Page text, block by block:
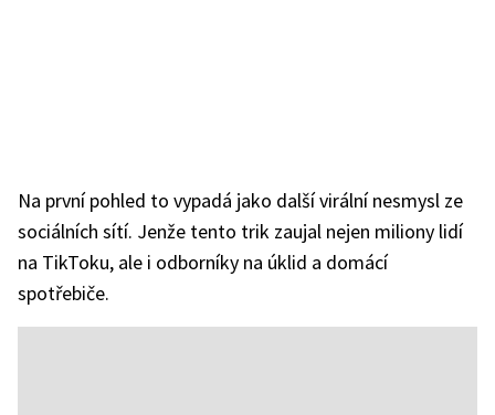
Na první pohled to vypadá jako další virální nesmysl ze
sociálních sítí. Jenže tento trik zaujal nejen miliony lidí
na TikToku, ale i odborníky na úklid a domácí
spotřebiče.